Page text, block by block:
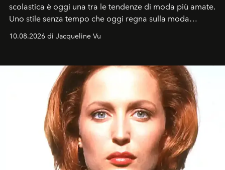
scolastica è oggi una tra le tendenze di moda più amate.
Uno stile senza tempo che oggi regna sulla moda
10.08.2026 di Jacqueline Vu